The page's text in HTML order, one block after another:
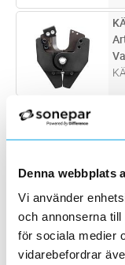
Denna webbplats
Vi använder
och annonserna
för sociala medier
vidarebefordrar
ST
ST